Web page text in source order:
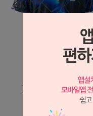
[andro] 네이톤-아이스블루
68,000원